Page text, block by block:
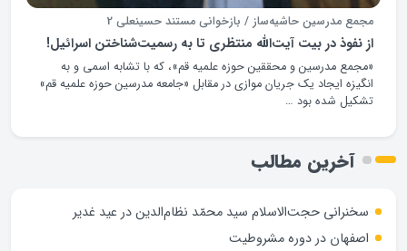
مجمع مدرسین حاشیه‌ساز / بازخوانی مستند حسینعلی 2
از نفوذ در بیت آیت‌الله منتظری تا به رسمیت‌شناختن اسرائیل!
«مجمع مدرسین و محققین حوزه علمیه قم»، که با تشابه اسمی و به
انگیزه ایجاد یک ‌جریان موازی در مقابل «جامعه مدرسین حوزه علمیه قم»
تشکیل شده بود …
آخرین مطالب
سخنرانی حجت‌الاسلام سید محمّد نظام‌الدین در عید غدیر
اصفهان در دوره مشروطیت